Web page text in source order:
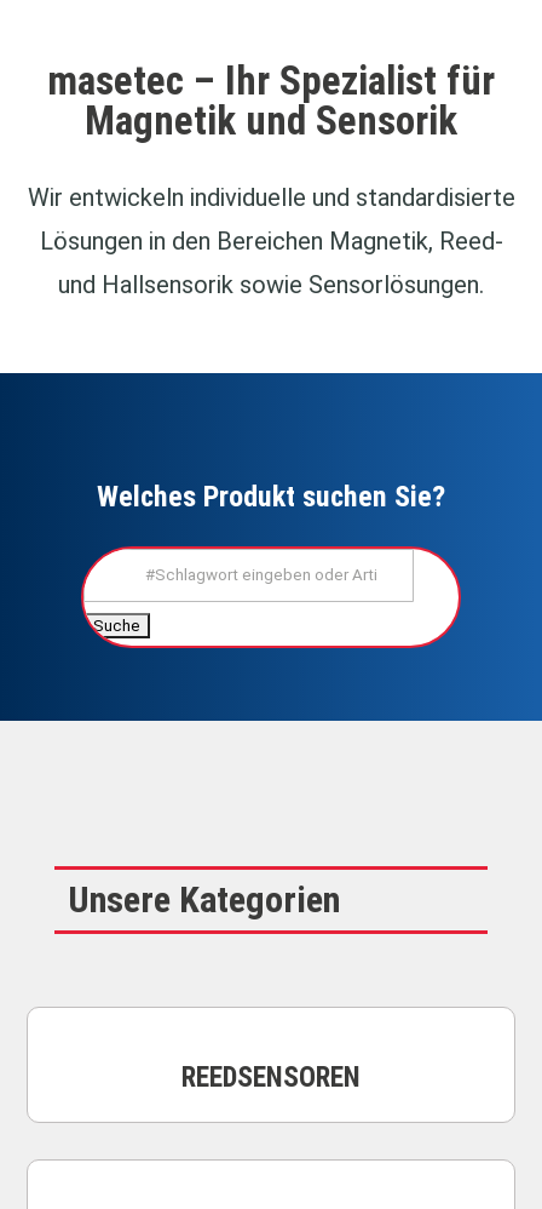
masetec – Ihr Spezialist für
Magnetik und Sensorik
Wir entwickeln individuelle und standardisierte
Lösungen in den Bereichen Magnetik, Reed-
und Hallsensorik sowie Sensorlösungen.
Welches Produkt suchen Sie?
Suchen
nach:
Unsere Kategorien
REEDSENSOREN